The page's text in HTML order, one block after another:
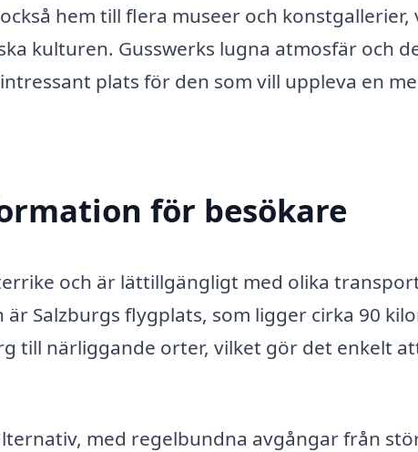
hem till flera museer och
kulturen. Gusswerks lugna atmosfär och
plats för den som vill uppleva en
för besökare
och är lättillgängligt med olika
Salzburgs flygplats, som ligger cirka 90
till närliggande orter, vilket gör det enkelt
med regelbundna avgångar från